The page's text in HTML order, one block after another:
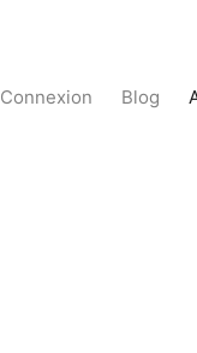
Connexion Blog